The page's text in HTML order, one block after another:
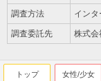
調査方法 イン
調査委託先 株式会
トップ 女性/少女